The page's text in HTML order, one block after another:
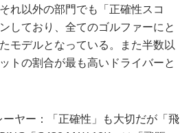
れ以外の部門でも「正確性スコ
しており、全てのゴルファーにと
モデルとなっている。また半数以
トの割合が最も高いドライバーと
ヤー：「正確性」も大切だが「飛